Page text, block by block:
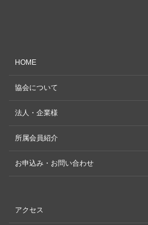
HOME
協会について
法人・企業様
所属会員紹介
お申込み・お問い合わせ
アクセス